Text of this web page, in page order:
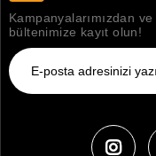
Kampanyalarımızdan
bültenimize kayıt olun!